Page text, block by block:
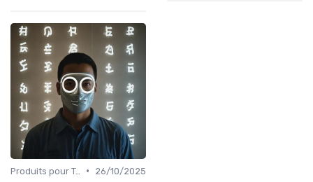
Produits pour Types de Peau •
26/10/2025